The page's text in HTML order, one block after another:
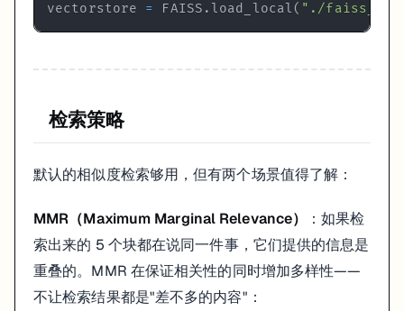
vectorstore = FAISS . load_local( "./
检索策略
默认的相似度检索够用，但有两个场景值得了解：
MMR（Maximum Marginal Relevance）
：如果检
索出来的 5 个块都在说同一件事，它们提供的信息是
重叠的。MMR 在保证相关性的同时增加多样性——
不让检索结果都是"差不多的内容"：